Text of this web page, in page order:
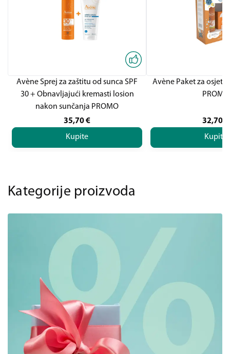
Avène Sprej za zaštitu od sunca SPF
30 + Obnavljajući kremasti losion
nakon sunčanja PROMO
35,70€
Kupite
Avène Paket za
PROMO
32,70
Kupite
Kategorije proizvoda